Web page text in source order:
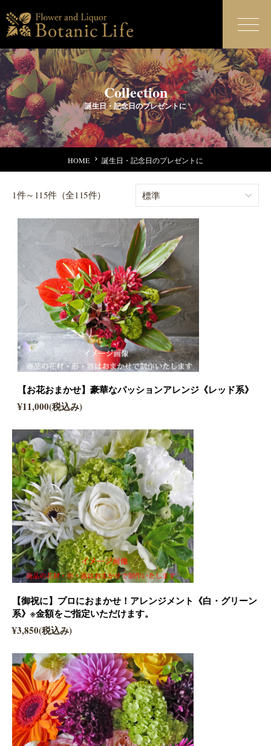
Collection
誕生日・記念日のプレゼントに
HOME 誕生日・記念日のプレゼントに
1件～115件（全115件）
【お花おまかせ】豪華なパッションアレンジ《レッド系》
¥11,000(税込み)
【御祝に】プロにおまかせ！アレンジメント《白・グリーン
系》※金額をご指定いただけます。
¥3,850(税込み)